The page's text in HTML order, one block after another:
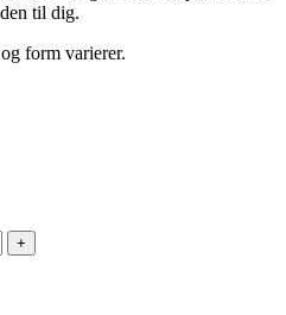
til dig.
form varierer.